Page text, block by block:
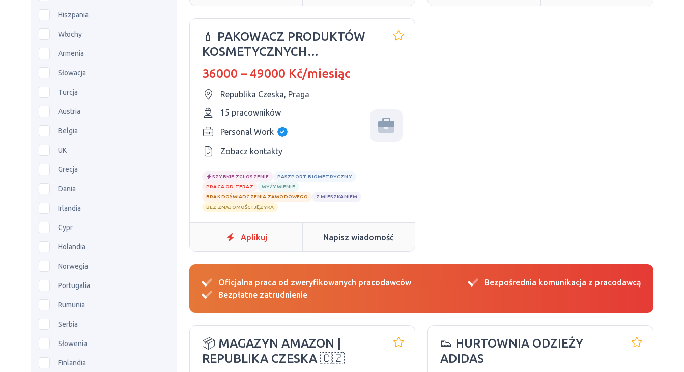
Hiszpania
Włochy
Armenia
Słowacja
Turcja
Austria
Belgia
UK
Grecja
Dania
Irlandia
Cypr
Holandia
Norwegia
Portugalia
Rumunia
Serbia
Słowenia
Finlandia
💄 PAKOWACZ PRODUKTÓW
KOSMETYCZNYCH
MAYBELLINE |
36000 – 49000 Kč/miesiąc
Republika Czeska, Praga
15 pracowników
Personal Work
Zobacz kontakty
SZYBKIE ZGŁOSZENIE
PASZPORT BIOMETRYCZNY
PRACA OD TERAZ
WYŻYWIENIE
BRAK DOŚWIADCZENIA ZAWODOWEGO
Z MIESZKANIEM
BEZ ZNAJOMOŚCI JĘZYKA
Aplikuj Napisz wiadomość
Oficjalna praca od zweryfikowanych pracodawców
Bezpośrednia komunikacja z pracodawcą
Bezpłatne zatrudnienie
📦 MAGAZYN AMAZON |
REPUBLIKA CZESKA 🇨🇿
👟 HURTOWNIA ODZIEŻY
ADIDAS